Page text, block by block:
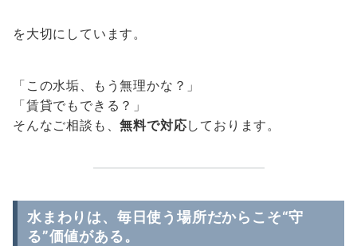
を大切にしています。
「この水垢、もう無理かな？」
「賃貸でもできる？」
そんなご相談も、無料で対応しております。
水まわりは、毎日使う場所だからこそ“守
る”価値がある。